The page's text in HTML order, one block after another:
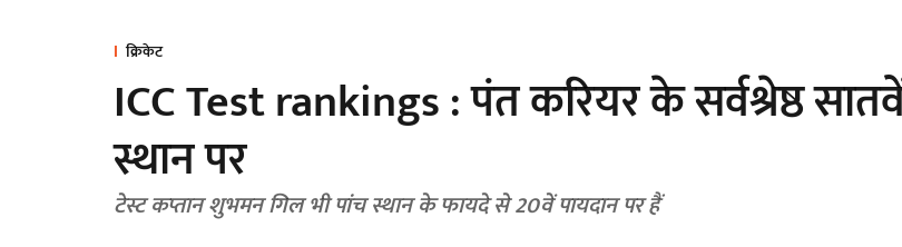
क्रिकेट
ICC Test rankings : पंत करियर के सर्वश्रेष्ठ
स्थान पर
टेस्ट कप्तान शुभमन गिल भी पांच स्थान के फायदे से 20वें पायदान पर हैं